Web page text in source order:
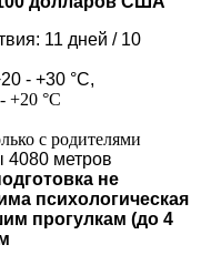
11 дней / 10
- +30 °С,
+20 °С
с родителями
4080 метров
не
психологическая
прогулкам (до 4